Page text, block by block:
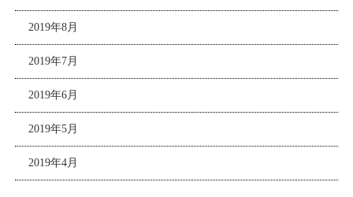
2019年8月
2019年7月
2019年6月
2019年5月
2019年4月